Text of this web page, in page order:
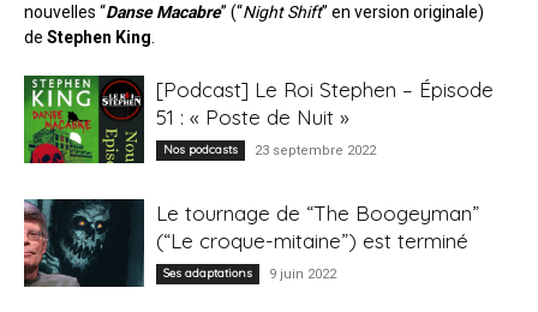
nouvelles “Danse Macabre” (“Night Shift” en version originale)
de Stephen King
[Podcast] Le Roi Stephen – Épisode
51 : « Poste de Nuit »
Nos podcasts 23 septembre 2022
Le tournage de “The Boogeyman”
(“Le croque-mitaine”) est terminé
Ses adaptations 9 juin 2022